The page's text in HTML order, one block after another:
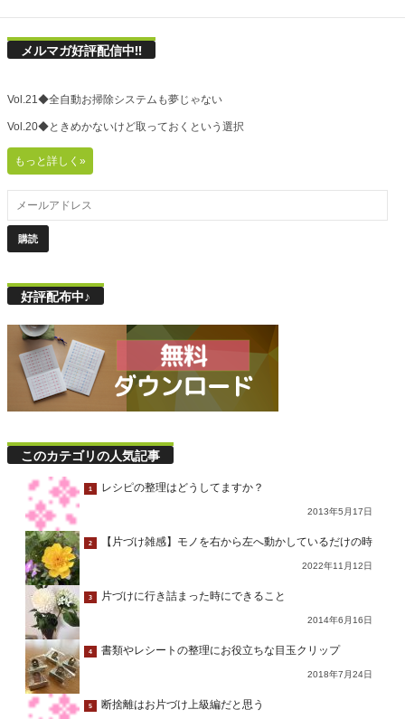
メルマガ好評配信中!!
Vol.21◆全自動お掃除システムも夢じゃない
Vol.20◆ときめかないけど取っておくという選択
もっと詳しく»
好評配布中♪
このカテゴリの人気記事
1 レシピの整理はどうしてますか？
2013年5月17日
2 【片づけ雑感】モノを右から左へ動かしているだけの時
2022年11月12日
3 片づけに行き詰まった時にできること
2014年6月16日
4 書類やレシートの整理にお役立ちな目玉クリップ
2018年7月24日
5 断捨離はお片づけ上級編だと思う